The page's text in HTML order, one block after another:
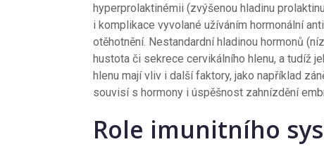
hyperprolaktinémii (zvýšenou hladinu
i komplikace vyvolané užíváním hormonální
otěhotnění. Nestandardní hladinou hormonů
hustota či sekrece cervikálního hlenu, a tudíž
hlenu mají vliv i další faktory, jako například
souvisí s hormony i úspěšnost zahnízdění
Role imunitního